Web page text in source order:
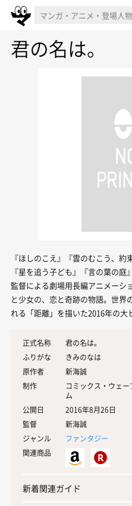
君の名は。
『ほしのこえ』『雲のむこう、約
『星を追う子ども』『言の葉の
監督による劇場用長編アニメーシ
と少女の、恋と奇跡の物語。世界
れる「距離」を描いた2016年の大
正式名称
君の名は。
ふりがな
きみのなは
原作者
新海誠
制作
コミックス・ウェ
ム
公開日
2016年8月26日
監督
新海誠
ジャンル
ファンタジー
関連商品
新着関連ガイド